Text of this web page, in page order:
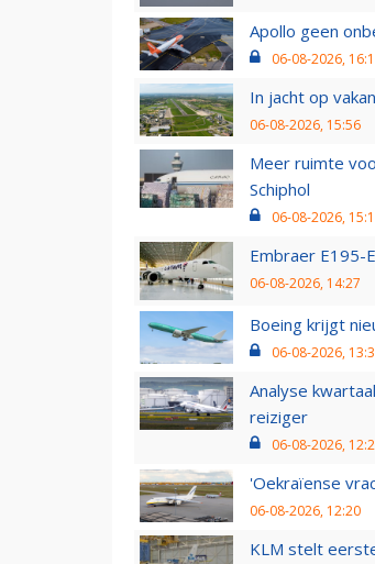
Apollo geen
06-08-2026,
In jacht op
06-08-2026, 15:56
Meer ruimte
Schiphol
06-08-2026,
Embraer E195-
06-08-2026, 14:27
Boeing krijgt
06-08-2026,
Analyse
reiziger
06-08-2026,
'Oekraïense
06-08-2026, 12:20
KLM stelt